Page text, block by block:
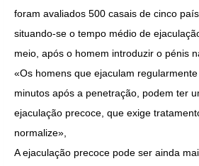
foram avaliados 500 casais de cinco
situando-se o tempo médio de
meio, após o homem introduzir o pénis
«Os homens que ejaculam
minutos após a penetração, podem ter
ejaculação precoce, que exige
normalize»,
A ejaculação precoce pode ser ainda